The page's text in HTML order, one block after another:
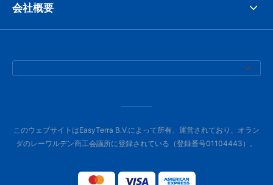
会社概要
このウェブサイトはEasyTerra B.V.によって所有、運営されており、オラン
ダのレーワルデン商工会議所に登録されている（登録番号01104443）。